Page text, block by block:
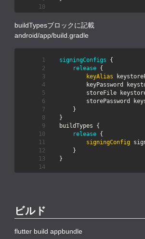
buildTypesブロックに記載
android/app/build.gradle
signingConfigs
release
keyAlias
keyPassword
storeFile
storePassword
release
signingConfig
ビルド
flutter build appbundle